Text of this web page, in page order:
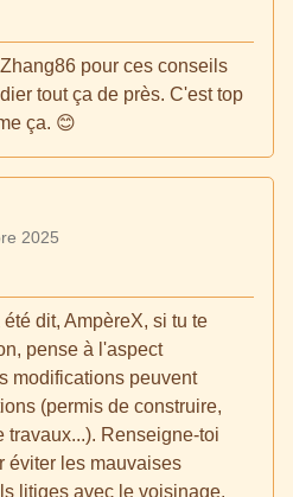
pour ces conseils
tout ça de près. C'est top
ça. 😊
2025
dit, AmpèreX, si tu te
pense à l'aspect
modifications peuvent
(permis de construire,
Renseigne-toi
éviter les mauvaises
litiges avec le voisinage.